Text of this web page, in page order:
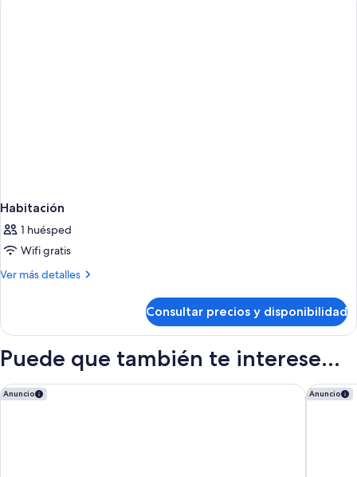
Habitación
1 huésped
Wifi gratis
Ver más detalles
Más
Consultar precios y disponibilidad
Puede que también te interese...
Anuncio
ibis budget Bilbao City Anuncio
Holiday